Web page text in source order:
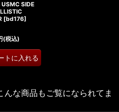
USMC SIDE
[bd176]
(税込)
トに入れる
な商品もご覧になられてま